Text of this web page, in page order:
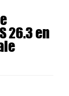
26.3 en